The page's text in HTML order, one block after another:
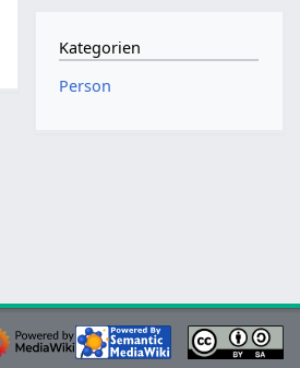
Kategorien
Person